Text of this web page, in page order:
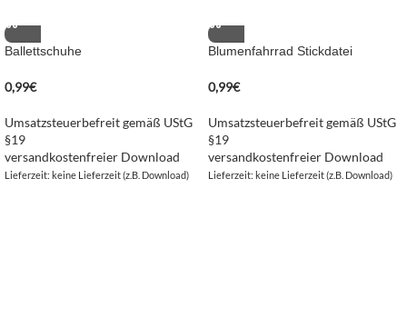
Ballettschuhe
0,99€
Umsatzsteuerbefreit gemäß UStG
§19
versandkostenfreier Download
Lieferzeit: keine Lieferzeit (z.B. Download)
Blumenfahrrad Stickdatei
0,99€
Umsatzsteuerbefreit gemäß UStG
§19
versandkostenfreier Download
Lieferzeit: keine Lieferzeit (z.B. Download)